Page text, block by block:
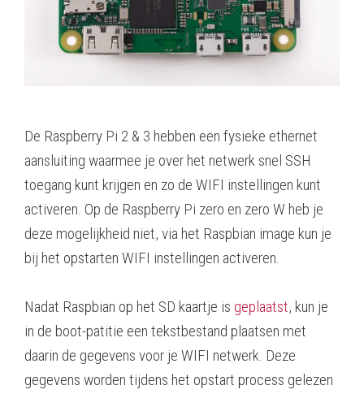
De Raspberry Pi 2 & 3 hebben een fysieke ethernet
aansluiting waarmee je over het netwerk snel SSH
toegang kunt krijgen en zo de WIFI instellingen kunt
activeren. Op de Raspberry Pi zero en zero W heb je
deze mogelijkheid niet, via het Raspbian image kun je
bij het opstarten WIFI instellingen activeren.
Nadat Raspbian op het SD kaartje is geplaatst, kun je
in de boot-patitie een tekstbestand plaatsen met
daarin de gegevens voor je WIFI netwerk. Deze
gegevens worden tijdens het opstart process gelezen